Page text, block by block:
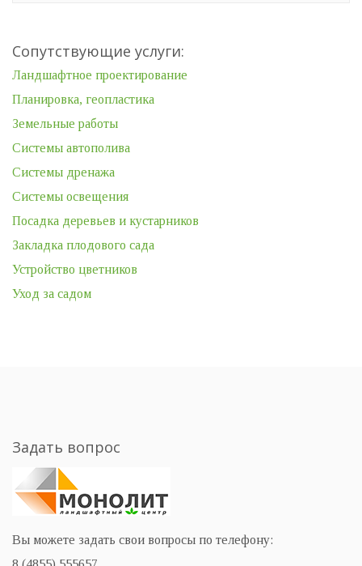
Сопутствующие услуги:
Ландшафтное проектирование
Планировка, геопластика
Земельные работы
Системы автополива
Системы дренажа
Системы освещения
Посадка деревьев и кустарников
Закладка плодового сада
Устройство цветников
Уход за садом
Задать вопрос
Вы можете задать свои вопросы по телефону: